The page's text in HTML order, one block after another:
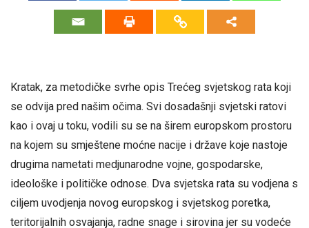
Kratak, za metodičke svrhe opis Trećeg svjetskog rata koji
se odvija pred našim očima. Svi dosadašnji svjetski ratovi
kao i ovaj u toku, vodili su se na širem europskom prostoru
na kojem su smještene moćne nacije i države koje nastoje
drugima nametati medjunarodne vojne, gospodarske,
ideološke i političke odnose. Dva svjetska rata su vodjena s
ciljem uvodjenja novog europskog i svjetskog poretka,
teritorijalnih osvajanja, radne snage i sirovina jer su vodeće